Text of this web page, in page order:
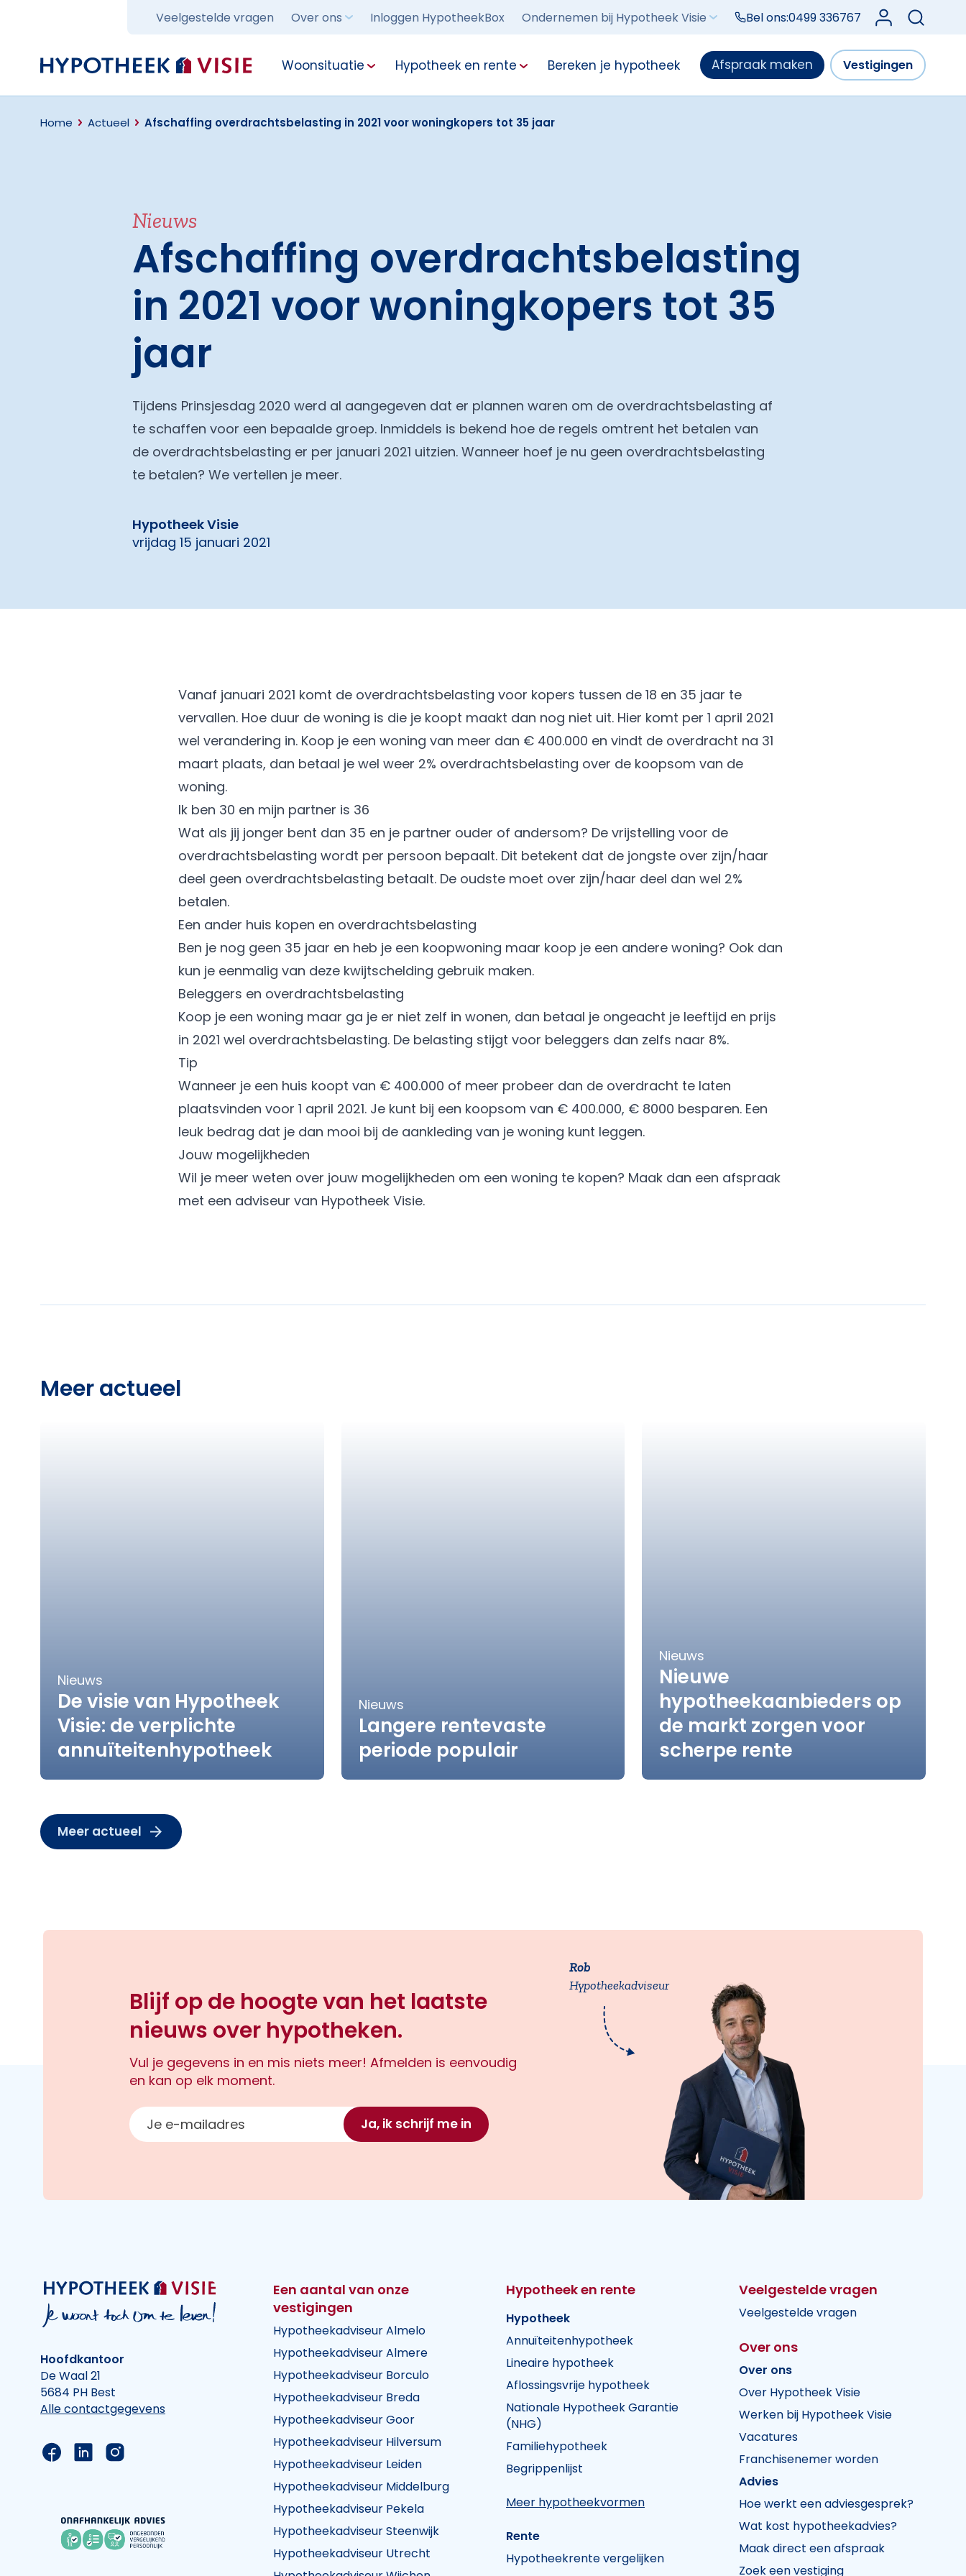
Veelgestelde vragen Over ons Inloggen HypotheekBox Ondernemen bij Hypotheek Visie Bel ons:0499 336767 Log in bij Mijn
Terug naar home Woonsituatie Hypotheek en rente Bereken je hypotheek Afspraak maken Vestigingen
Home Actueel Afschaffing overdrachtsbelasting in 2021 voor woningkopers tot 35 jaar
Nieuws
Afschaffing overdrachtsbelasting
in 2021 voor woningkopers tot 35
jaar
Tijdens Prinsjesdag 2020 werd al aangegeven dat er plannen waren om de overdrachtsbelasting af
te schaffen voor een bepaalde groep. Inmiddels is bekend hoe de regels omtrent het betalen van
de overdrachtsbelasting er per januari 2021 uitzien. Wanneer hoef je nu geen overdrachtsbelasting
te betalen? We vertellen je meer.
Hypotheek Visie
vrijdag 15 januari 2021
Vanaf januari 2021 komt de overdrachtsbelasting voor kopers tussen de 18 en 35 jaar te
vervallen. Hoe duur de woning is die je koopt maakt dan nog niet uit. Hier komt per 1 april 2021
wel verandering in. Koop je een woning van meer dan € 400.000 en vindt de overdracht na 31
maart plaats, dan betaal je wel weer 2% overdrachtsbelasting over de koopsom van de
woning.
Ik ben 30 en mijn partner is 36
Wat als jij jonger bent dan 35 en je partner ouder of andersom? De vrijstelling voor de
overdrachtsbelasting wordt per persoon bepaalt. Dit betekent dat de jongste over zijn/haar
deel geen overdrachtsbelasting betaalt. De oudste moet over zijn/haar deel dan wel 2%
betalen.
Een ander huis kopen en overdrachtsbelasting
Ben je nog geen 35 jaar en heb je een koopwoning maar koop je een andere woning? Ook dan
kun je eenmalig van deze kwijtschelding gebruik maken.
Beleggers en overdrachtsbelasting
Koop je een woning maar ga je er niet zelf in wonen, dan betaal je ongeacht je leeftijd en prijs
in 2021 wel overdrachtsbelasting. De belasting stijgt voor beleggers dan zelfs naar 8%.
Tip
Wanneer je een huis koopt van € 400.000 of meer probeer dan de overdracht te laten
plaatsvinden voor 1 april 2021. Je kunt bij een koopsom van € 400.000, € 8000 besparen. Een
leuk bedrag dat je dan mooi bij de aankleding van je woning kunt leggen.
Jouw mogelijkheden
Wil je meer weten over jouw mogelijkheden om een woning te kopen? Maak dan een afspraak
met een adviseur van Hypotheek Visie.
Meer actueel
Nieuws
De visie van Hypotheek
Visie: de verplichte
annuïteitenhypotheek
Nieuws
Langere rentevaste
periode populair
Nieuws
Nieuwe
hypotheekaanbieders op
de markt zorgen voor
scherpe rente
Meer actueel
Blijf op de hoogte van het laatste
nieuws over hypotheken.
Vul je gegevens in en mis niets meer! Afmelden is eenvoudig
en kan op elk moment.
E-mailadres
Ja, ik schrijf me in
Rob
Hypotheekadviseur
Hoofdkantoor
De Waal 21
5684 PH Best
Alle contactgegevens
Link naar de Facebook pagina van Hypotheek Visie
Link naar de LinkedIn pagina van Hypotheek Visie
Link naar de Instagram pagina van Hypotheek Visie
Een aantal van onze
vestigingen
Hypotheekadviseur Almelo
Hypotheekadviseur Almere
Hypotheekadviseur Borculo
Hypotheekadviseur Breda
Hypotheekadviseur Goor
Hypotheekadviseur Hilversum
Hypotheekadviseur Leiden
Hypotheekadviseur Middelburg
Hypotheekadviseur Pekela
Hypotheekadviseur Steenwijk
Hypotheekadviseur Utrecht
Hypotheek en rente
Hypotheek
Annuïteitenhypotheek
Lineaire hypotheek
Aflossingsvrije hypotheek
Nationale Hypotheek Garantie
(NHG)
Familiehypotheek
Begrippenlijst
Meer hypotheekvormen
Rente
Hypotheekrente vergelijken
Veelgestelde vragen
Veelgestelde vragen
Over ons
Over ons
Over Hypotheek Visie
Werken bij Hypotheek Visie
Vacatures
Franchisenemer worden
Advies
Hoe werkt een adviesgesprek?
Wat kost hypotheekadvies?
Maak direct een afspraak
Zoek een vestiging